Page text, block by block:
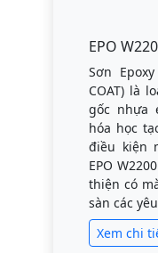
EPO
Sơn
COAT) là
gốc nhựa
hóa học
điều kiện
EPO
thiện có
sàn các
Xem chi